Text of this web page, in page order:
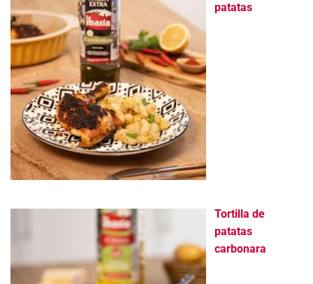
patatas
Tortilla de
patatas
carbonara